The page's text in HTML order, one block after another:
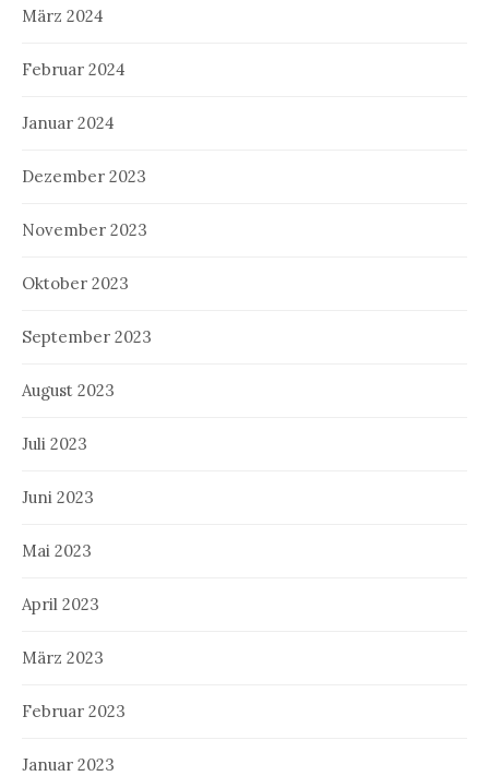
März 2024
Februar 2024
Januar 2024
Dezember 2023
November 2023
Oktober 2023
September 2023
August 2023
Juli 2023
Juni 2023
Mai 2023
April 2023
März 2023
Februar 2023
Januar 2023